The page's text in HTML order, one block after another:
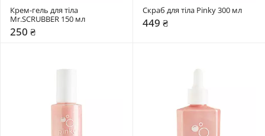
Крем-гель для тіла
250 ₴
Скраб для тіла Pinky 300 мл
449 ₴